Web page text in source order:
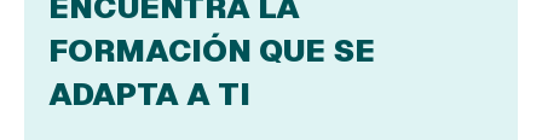
FORMACIÓN QUE SE
ADAPTA A TI